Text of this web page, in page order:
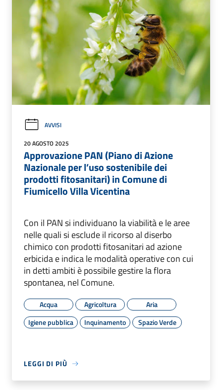
AVVISI
20 AGOSTO 2025
Approvazione PAN (Piano di Azione
Nazionale per l’uso sostenibile dei
prodotti fitosanitari) in Comune di
Fiumicello Villa Vicentina
Con il PAN si individuano la viabilità e le aree
nelle quali si esclude il ricorso al diserbo
chimico con prodotti fitosanitari ad azione
erbicida e indica le modalità operative con cui
in detti ambiti è possibile gestire la flora
spontanea, nel Comune.
Acqua Agricoltura
Aria
Igiene pubblica
Inquinamento Spazio Verde
LEGGI DI PIÙ